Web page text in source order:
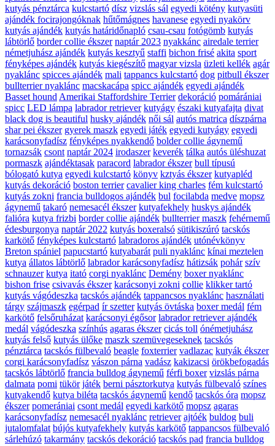
kutyás pénztárca kulcstartó dísz vizslás sál egyedi kötény kutyasüti
ajándék focirajongóknak hűtőmágnes havanese egyedi nyakörv
kutyás ajándék kutyás határidőnapló csau-csau fotógömb kutyás
lábtörlő border collie ékszer naptár 2023 nyakkánc airedale terrier
németjuhász ajándék kutyás kesztyű staffi bichon frisé akita sport
fényképes ajándék kutyás kiegészítő magyar vizsla üzleti kellék agár
nyaklánc spicces ajándék mali tappancs kulcstartó dog pitbull ékszer
bullterrier nyaklánc macskacápa spicc ajándék egyedi ajándék
Basset hound Amerikai Staffordshire Terrier dekoráció pomárániai
spicc LED lámpa labrador retriever kutyágy északi kutyafajta divat
black dog is beautiful husky ajándék női sál autós matrica díszpárna
shar pei ékszer gyerek maszk egyedi játék egyedi kutyágy egyedi
karácsonyfadísz fényképes nyakkendő bolder collie ágynemű
tornazsák csont naptár 2024 irodaszer keverék tálka autós üléshuzat
pormaszk ajándéktasak paracord labrador ékszer bull típusú
bólogató kutya egyedi kulcstartó könyv kztyás ékszer kutyapléd
kutyás dekoráció boston terrier cavalier king charles fém kulcstartó
kutyás zokni francia bulldogos ajándék bul focilabda medve mopsz
ágynemű takaró nemesacél ékszer kutyafekhely huskys ajándék
falióra kutya frizbi border collie ajándék bullterrier maszk fehérnemű
édesburgonya naptár 2022 kutyás boxeralsó sütikiszúró tacskós
karkötő fényképes kulcstartó labradoros ajándék utónévkönyv
Breton spániel papucstartó kutyabarát puli nyaklánc kínai meztelen
kutya állatos lábtörlő labrador karácsonyfadísz hátizsák pohár szív
schnauzer kutya itató corgi nyaklánc Demény boxer nyaklánc
bishon frise csivavás ékszer karácsonyi zokni collie klikker tartó
kutyás vágódeszka tacskós ajándék tappancsos nyaklánc használati
tárgy szájmaszk egérpad ír szetter kutyás övtáska boxer medál fém
karkötő felsőruházat karácsonyi égősor labrador retriever ajándék
medál vágódeszka színhús agaras ékszer cicás toll ónémetjuhász
kutyás felső kutyás ülőke maszk szemüvegeseknek tacskós
pénztárca tacskós fülbevaló beagle foxterrier vadlazac kutyák ékszer
corgi karácsonyfadísz vászon párna vadász kakizacsi örökbefogadás
tacskós lábtörlő francia bulldog ágynemű férfi boxer vizslás párna
dalmata pomi tükör játék berni pásztorkutya kutyás fülbevaló színes
kutyakendő kutya biléta tacskós ágynemű kendő tacskós óra mopsz
ékszer pomerániai csont medál egyedi karkötő mopsz agaras
karácsonyfadísz nemesacél nyaklánc retriever ajtóék buldog buli
jutalomfalat bújós kutyafekhely kutyás karkötő tappancsos fülbevaló
sárlehúzó takarmány tacskós dekoráció tacskós pad francia bulldog